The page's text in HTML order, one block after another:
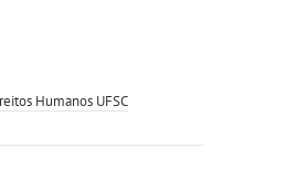
Humanos UFSC